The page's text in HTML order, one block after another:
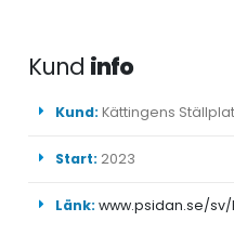
Kund info
Kund: Kättingens
Start: 2023
Länk: www.psidan.se/